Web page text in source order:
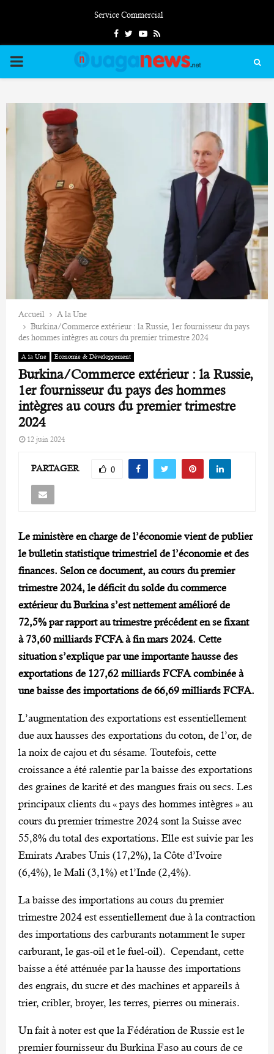
Service Commercial
FacebookTwitterYoutube
Rss
PRIMARY
Accueil
A la Une
Burkina/Commerce extérieur : la Russie, 1er fournisseur du pays
des hommes intègres au cours du premier trimestre 2024
A la Une Economie & Développement
Burkina/Commerce extérieur : la Russie,
1er fournisseur du pays des hommes
intègres au cours du premier trimestre
2024
12 juin 2024
PARTAGER 0
Le ministère en charge de l’économie vient de publier
le bulletin statistique trimestriel de l’économie et des
finances. Selon ce document, au cours du premier
trimestre 2024, le déficit du solde du commerce
extérieur du Burkina s’est nettement amélioré de
72,5% par rapport au trimestre précédent en se fixant
à 73,60 milliards FCFA à fin mars 2024. Cette
situation s’explique par une importante hausse des
exportations de 127,62 milliards FCFA combinée à
une baisse des importations de 66,69 milliards FCFA.
L’augmentation des exportations est essentiellement
due aux hausses des exportations du coton, de l’or, de
la noix de cajou et du sésame. Toutefois, cette
croissance a été ralentie par la baisse des exportations
des graines de karité et des mangues frais ou secs. Les
principaux clients du « pays des hommes intègres » au
cours du premier trimestre 2024 sont la Suisse avec
55,8% du total des exportations. Elle est suivie par les
Emirats Arabes Unis (17,2%), la Côte d’Ivoire
(6,4%), le Mali (3,1%) et l’Inde (2,4%).
La baisse des importations au cours du premier
trimestre 2024 est essentiellement due à la contraction
des importations des carburants notamment le super
carburant, le gas-oil et le fuel-oil). Cependant, cette
baisse a été atténuée par la hausse des importations
des engrais, du sucre et des machines et appareils à
trier, cribler, broyer, les terres, pierres ou minerais.
Un fait à noter est que la Fédération de Russie est le
premier fournisseur du Burkina Faso au cours de ce